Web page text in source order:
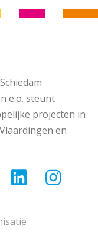
e.o. steunt
projecten in
en